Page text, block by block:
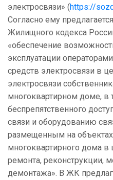
электросвязи» (https://
Согласно ему
Жилищного кодекса
«обеспечение
эксплуатации
средств электросвязи в
электросвязи
многоквартирном доме, в
беспрепятственного
связи и оборудованию
размещенным на
многоквартирного дома в
ремонта, реконструкции,
демонтажа». В ЖК